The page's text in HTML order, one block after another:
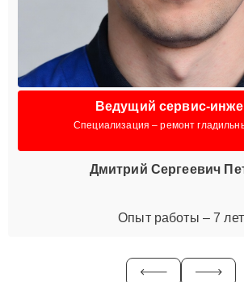
Ведущий сервис-
Специализация – ремонт
Дмитрий Сергеевич
Опыт работы – 7 лет